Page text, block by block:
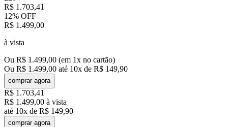
R$ 1 .703,41
12% OFF
R$ 1 .499,00
à vista
Ou R$ 1 .499,00 (em 1x no cartão)
Ou R$ 1 .499,00 até 10x de R$ 149,90
comprar agora
R$ 1 .703,41
R$ 1 .499,00 à vista
até 10x de R$ 149,90
comprar agora